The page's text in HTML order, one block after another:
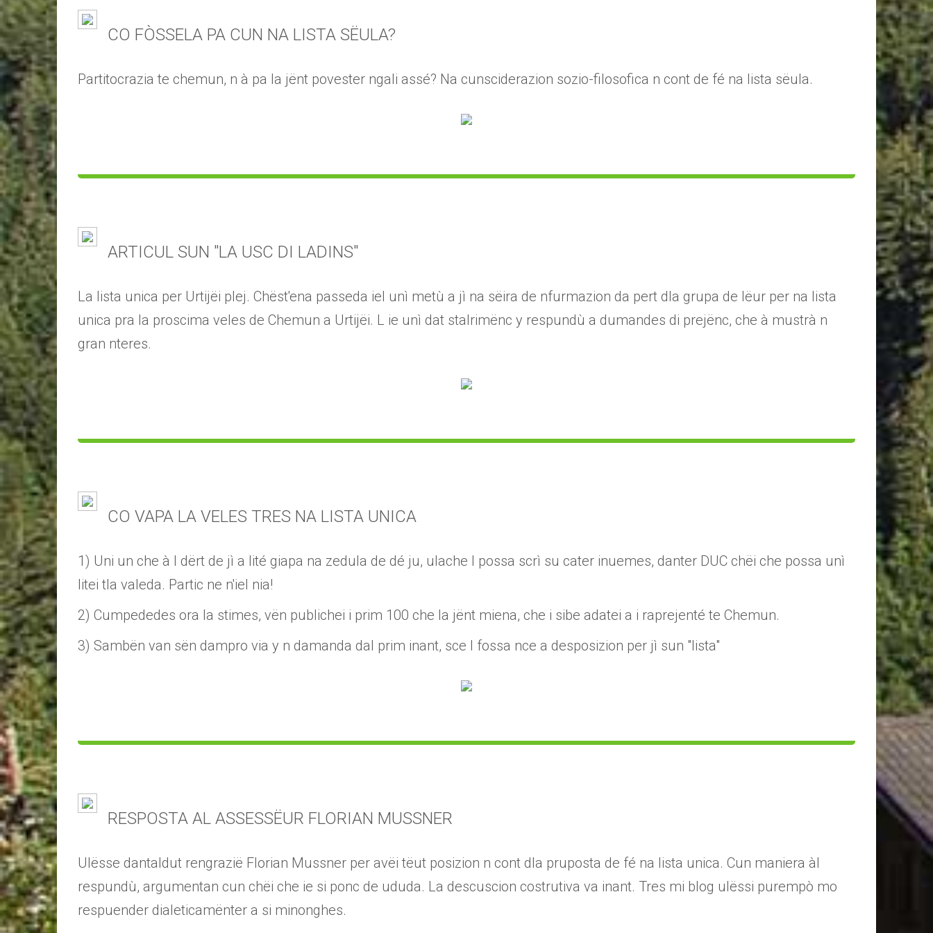
CO FÒSSELA PA CUN NA LISTA SËULA?
Partitocrazia te chemun, n à pa la jënt povester ngali assé? Na cunsciderazion sozio-filosofica n cont de fé na lista sëula.
ARTICUL SUN "LA USC DI LADINS"
La lista unica per Urtijëi plej. Chëst'ena passeda iel unì metù a jì na sëira de nfurmazion da pert dla grupa de lëur per na lista
unica pra la proscima veles de Chemun a Urtijëi. L ie unì dat stalrimënc y respundù a dumandes di prejënc, che à mustrà n
gran nteres.
CO VAPA LA VELES TRES NA LISTA UNICA
1) Uni un che à l dërt de jì a lité giapa na zedula de dé ju, ulache l possa scrì su cater inuemes, danter DUC chëi che possa unì
litei tla valeda. Partic ne n'iel nia!
2) Cumpededes ora la stimes, vën publichei i prim 100 che la jënt miena, che i sibe adatei a i raprejenté te Chemun.
3) Sambën van sën dampro via y n damanda dal prim inant, sce l fossa nce a desposizion per jì sun "lista"
RESPOSTA AL ASSESSËUR FLORIAN MUSSNER
Ulësse dantaldut rengrazië Florian Mussner per avëi tëut posizion n cont dla pruposta de fé na lista unica. Cun maniera àl
respundù, argumentan cun chëi che ie si ponc de ududa. La descuscion costrutiva va inant. Tres mi blog ulëssi purempò mo
respuender dialeticamënter a si minonghes.